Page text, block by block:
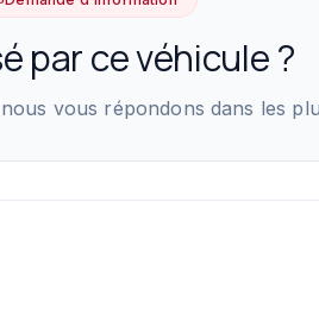
par ce véhicule ?
vous répondons dans les